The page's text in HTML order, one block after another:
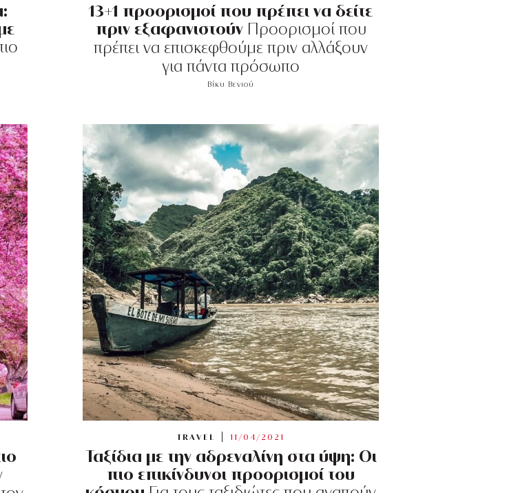
13+1 προορισμοί που πρέπει να δείτε
πριν εξαφανιστούνΠροορισμοί που
πρέπει να επισκεφθούμε πριν αλλάξουν
για πάντα πρόσωπο
Βίκυ Βενιού
TRAVEL 11/04/2021
Ταξίδια με την αδρεναλίνη στα ύψη: Οι
πιο επικίνδυνοι προορισμοί του